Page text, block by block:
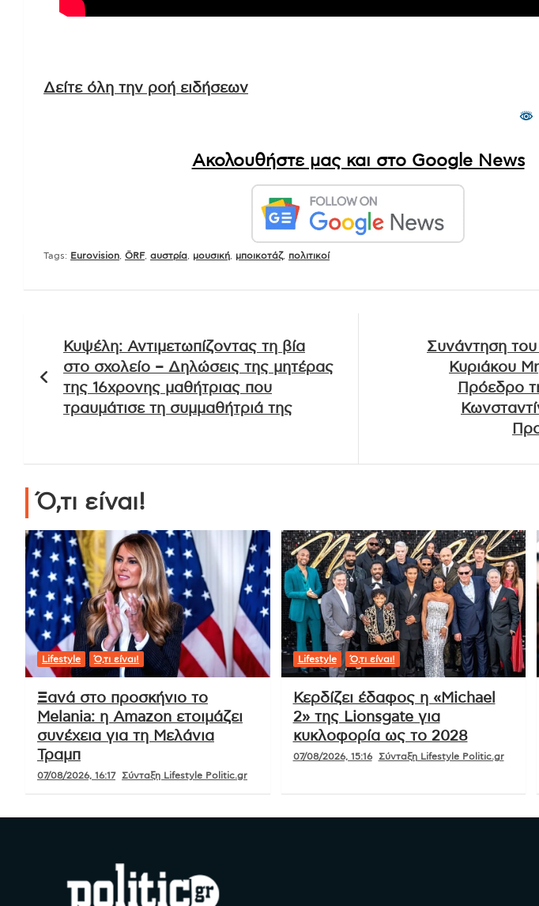
Δείτε όλη την ροή ειδήσεων
Ακολουθήστε μας και στο Google News
Tags: Eurovision ÖRF, αυστρία μουσική μποικοτάζ, πολιτικοί
άρθρων
Κυψέλη: Αντιμετωπίζοντας τη βία
στο σχολείο – Δηλώσεις της μητέρας
της 16χρονης μαθήτριας που
τραυμάτισε τη συμμαθήτριά της
Συνάντηση
Κυριάκου
Πρόεδρο
Ό,τι είναι!
Lifestyle Ό,τι είναι!
Ξανά στο προσκήνιο το
Melania: η Amazon ετοιμάζει
συνέχεια για τη Μελάνια
Τραμπ
07/08/2026, 16:17 Σύνταξη Lifestyle Politic.gr
Lifestyle Ό,τι είναι!
Κερδίζει έδαφος η «Michael
2» της Lionsgate για
κυκλοφορία ως το 2028
07/08/2026, 15:16 Σύνταξη Lifestyle Politic.gr